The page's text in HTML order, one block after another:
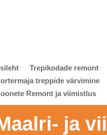
Trepikodade remont
treppide värvimine
Remont ja viimistlus
ja